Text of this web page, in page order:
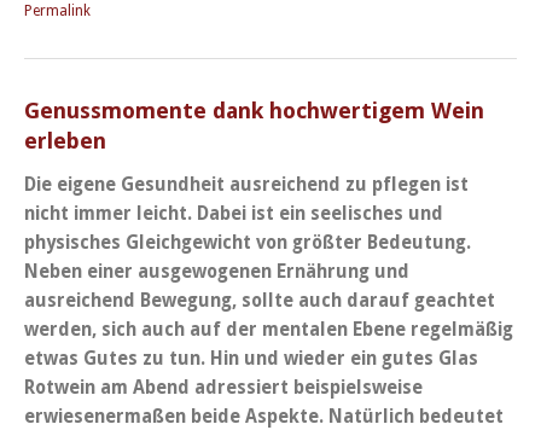
Permalink
Genussmomente dank hochwertigem Wein
erleben
Die eigene Gesundheit ausreichend zu pflegen ist
nicht immer leicht. Dabei ist ein seelisches und
physisches Gleichgewicht von größter Bedeutung.
Neben einer ausgewogenen Ernährung und
ausreichend Bewegung, sollte auch darauf geachtet
werden, sich auch auf der mentalen Ebene regelmäßig
etwas Gutes zu tun. Hin und wieder ein gutes Glas
Rotwein am Abend adressiert beispielsweise
erwiesenermaßen beide Aspekte. Natürlich bedeutet